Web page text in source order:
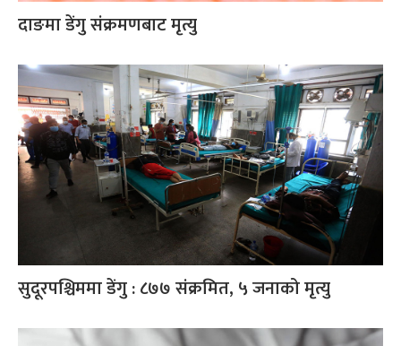
दाङमा डेंगु संक्रमणबाट मृत्यु
सुदूरपश्चिममा डेंगु : ८७७ संक्रमित, ५ जनाको मृत्यु